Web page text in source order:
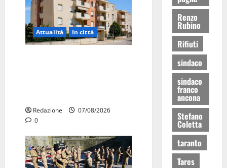
Attualità In città
Redazione
07/08/2026
0
Renzo
Rubino
Rifiuti
sindaco
sindaco
franco
ancona
Stefano
Coletta
taranto
Tares